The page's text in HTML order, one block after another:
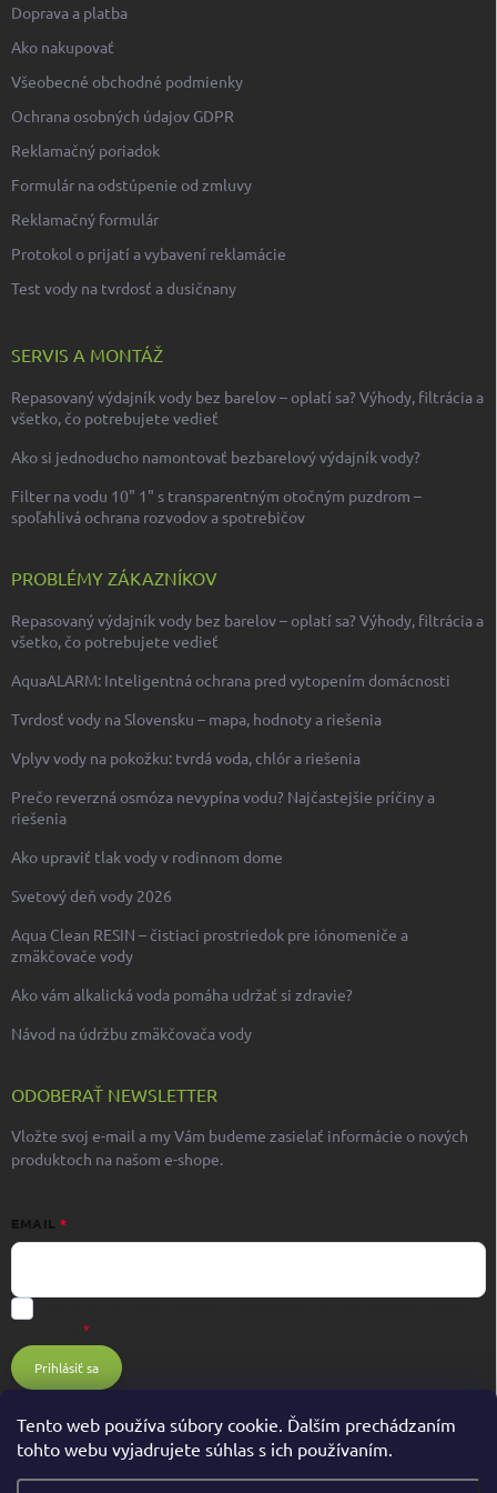
Tento web používa súbory cookie. Ďalším prechádzaním
tohto webu vyjadrujete súhlas s ich používaním.
Doprava a platba
Ako nakupovať
Všeobecné obchodné podmienky
Ochrana osobných údajov GDPR
Reklamačný poriadok
Formulár na odstúpenie od zmluvy
Reklamačný formulár
Protokol o prijatí a vybavení reklamácie
Test vody na tvrdosť a dusičnany
SERVIS A MONTÁŽ
Repasovaný výdajník vody bez barelov – oplatí sa? Výhody, filtrácia a
všetko, čo potrebujete vedieť
Ako si jednoducho namontovať bezbarelový výdajník vody?
Filter na vodu 10" 1" s transparentným otočným puzdrom –
spoľahlivá ochrana rozvodov a spotrebičov
PROBLÉMY ZÁKAZNÍKOV
Repasovaný výdajník vody bez barelov – oplatí sa? Výhody, filtrácia a
všetko, čo potrebujete vedieť
AquaALARM: Inteligentná ochrana pred vytopením domácnosti
Tvrdosť vody na Slovensku – mapa, hodnoty a riešenia
Vplyv vody na pokožku: tvrdá voda, chlór a riešenia
Prečo reverzná osmóza nevypína vodu? Najčastejšie príčiny a
riešenia
Ako upraviť tlak vody v rodinnom dome
Svetový deň vody 2026
Aqua Clean RESIN – čistiaci prostriedok pre iónomeniče a
zmäkčovače vody
Ako vám alkalická voda pomáha udržať si zdravie?
Návod na údržbu zmäkčovača vody
ODOBERAŤ NEWSLETTER
Vložte svoj e-mail a my Vám budeme zasielať informácie o nových
produktoch na našom e-shope.
EMAIL
Prihlásiť sa